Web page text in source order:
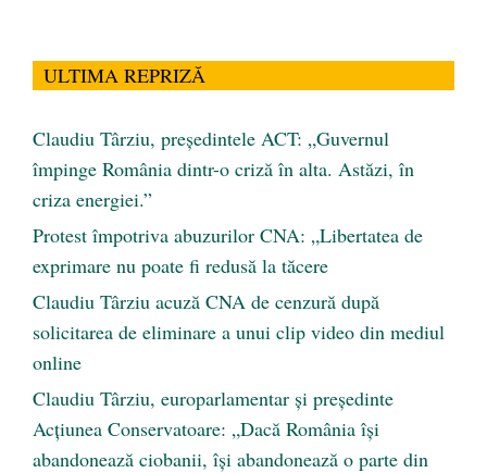
ULTIMA REPRIZĂ
Claudiu Târziu, președintele ACT: „Guvernul
împinge România dintr-o criză în alta. Astăzi, în
criza energiei.”
Protest împotriva abuzurilor CNA: „Libertatea de
exprimare nu poate fi redusă la tăcere
Claudiu Târziu acuză CNA de cenzură după
solicitarea de eliminare a unui clip video din mediul
online
Claudiu Târziu, europarlamentar și președinte
Acțiunea Conservatoare: „Dacă România își
abandonează ciobanii, își abandonează o parte din